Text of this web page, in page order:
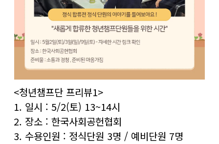
​<청년챔프단 프리뷰1>
1. 일시 : 5/2(토) 13~14시
2. 장소 : 한국사회공헌협회
3. 수용인원 : 정식단원 3명 / 예비단원 7명